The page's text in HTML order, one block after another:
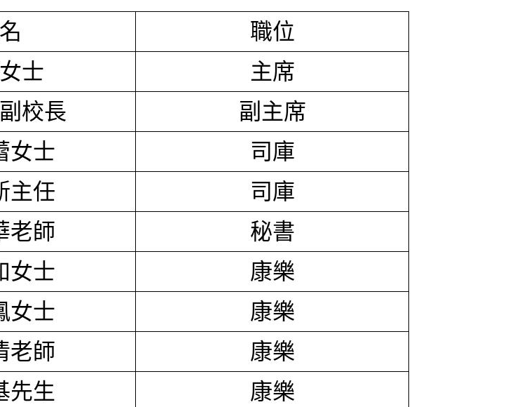
職位
士
主席
校長
副主席
女士
司庫
主任
司庫
老師
秘書
女士
康樂
女士
康樂
老師
康樂
先生
康樂